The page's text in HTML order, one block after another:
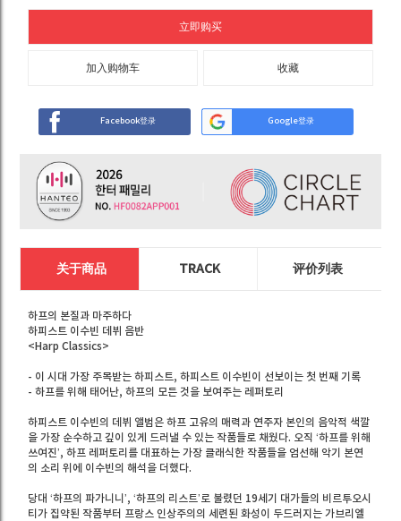
立即购买
加入购物车 收藏
Facebook登录 Google登录
关于商品 TRACK 评价列表
하프의 본질과 마주하다
하피스트 이수빈 데뷔 음반
<Harp Classics>
- 이 시대 가장 주목받는 하피스트, 하피스트 이수빈이 선보이는 첫 번째 기록
- 하프를 위해 태어난, 하프의 모든 것을 보여주는 레퍼토리
하피스트 이수빈의 데뷔 앨범은 하프 고유의 매력과 연주자 본인의 음악적 색깔
을 가장 순수하고 깊이 있게 드러낼 수 있는 작품들로 채웠다. 오직 ‘하프를 위해
쓰여진’, 하프 레퍼토리를 대표하는 가장 클래식한 작품들을 엄선해 악기 본연
의 소리 위에 이수빈의 해석을 더했다.
당대 ‘하프의 파가니니’, ‘하프의 리스트’로 불렸던 19세기 대가들의 비르투오시
티가 집약된 작품부터 프랑스 인상주의의 세련된 화성이 두드러지는 가브리엘